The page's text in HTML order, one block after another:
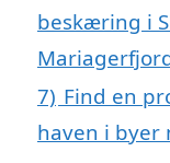
beskæring i
7) Find en
haven i byer